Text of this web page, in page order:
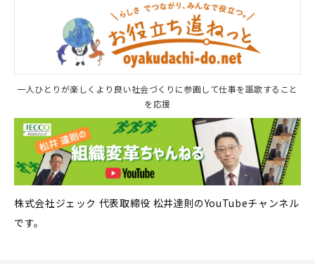
一人ひとりが楽しくより良い社会づくりに参画して仕事を謳歌すること
を応援
株式会社ジェック 代表取締役 松井達則のYouTubeチャンネル
です。